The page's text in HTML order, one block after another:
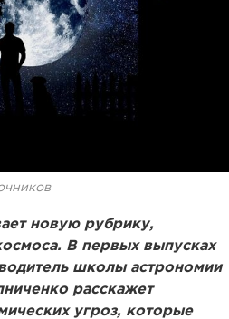
новую рубрику,
В первых выпусках
школы астрономии
расскажет
угроз, которые